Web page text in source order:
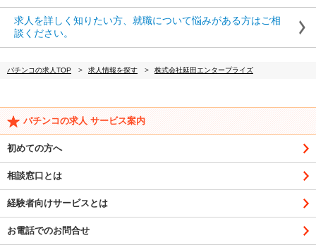
求人を詳しく知りたい方、就職について悩みがある方はご相
談ください。
パチンコの求人TOP 求人情報を探す 株式会社延田エンタープライズ
パチンコの求人 サービス案内
初めての方へ
相談窓口とは
経験者向けサービスとは
お電話でのお問合せ